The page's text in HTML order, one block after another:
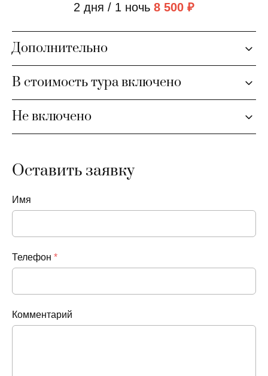
2 дня / 1 ночь 8 500 ₽
Дополнительно
В стоимость тура включено
Не включено
Оставить заявку
Имя
Телефон *
Комментарий